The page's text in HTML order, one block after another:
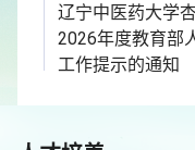
辽宁中医药大学
2026年度教育部
工作提示的通知